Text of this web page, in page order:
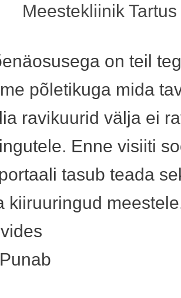
Meestekliinik
on teil
põletikuga mida
ravikuurid välja ei
Enne visiiti
tasub teada
kiiruuringud